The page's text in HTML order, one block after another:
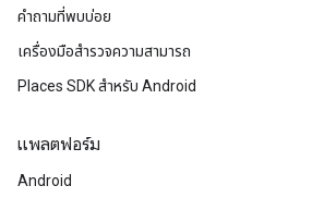
คำถามที่พบบ่อย
เครื่องมือสำรวจความสามารถ
Places SDK สำหรับ Android
แพลตฟอร์ม
Android